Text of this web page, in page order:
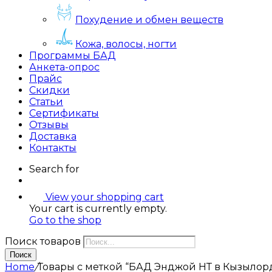
Похудение и обмен веществ
Кожа, волосы, ногти
Программы БАД
Анкета-опрос
Прайс
Скидки
Статьи
Сертификаты
Отзывы
Доставка
Контакты
Search for
View your shopping cart
Your cart is currently empty.
Go to the shop
Поиск товаров
Поиск
Home/Товары с меткой “БАД Энджой НТ в